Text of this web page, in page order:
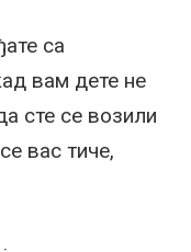
са
вам дете не
сте се возили
вас тиче,